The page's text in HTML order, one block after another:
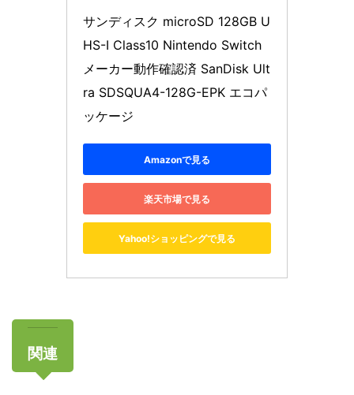
サンディスク microSD 128GB U
HS-I Class10 Nintendo Switch
メーカー動作確認済 SanDisk Ult
ra SDSQUA4-128G-EPK エコパ
ッケージ
Amazonで見る
楽天市場で見る
Yahoo!ショッピングで見る
関連